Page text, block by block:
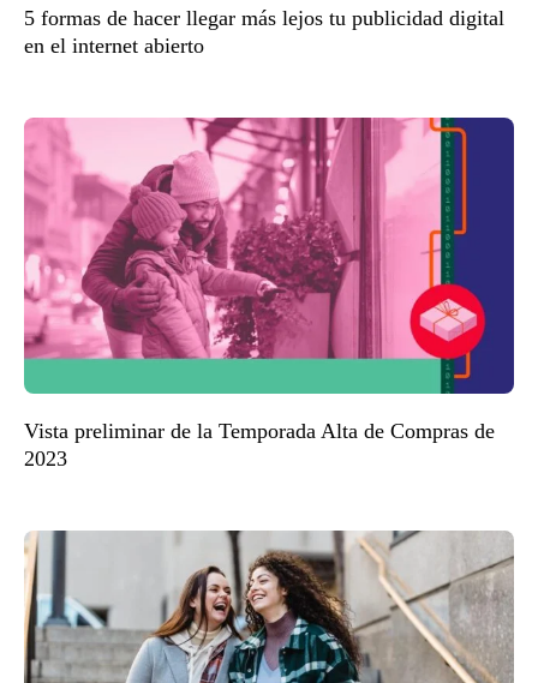
5 formas de hacer llegar más lejos tu publicidad digital
en el internet abierto
Vista preliminar de la Temporada Alta de Compras de
2023